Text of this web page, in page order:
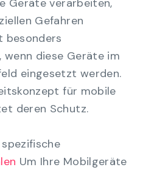
Gefahren
besonders
diese Geräte im
eingesetzt werden.
für mobile
deren Schutz.
Um Ihre Mobilgeräte